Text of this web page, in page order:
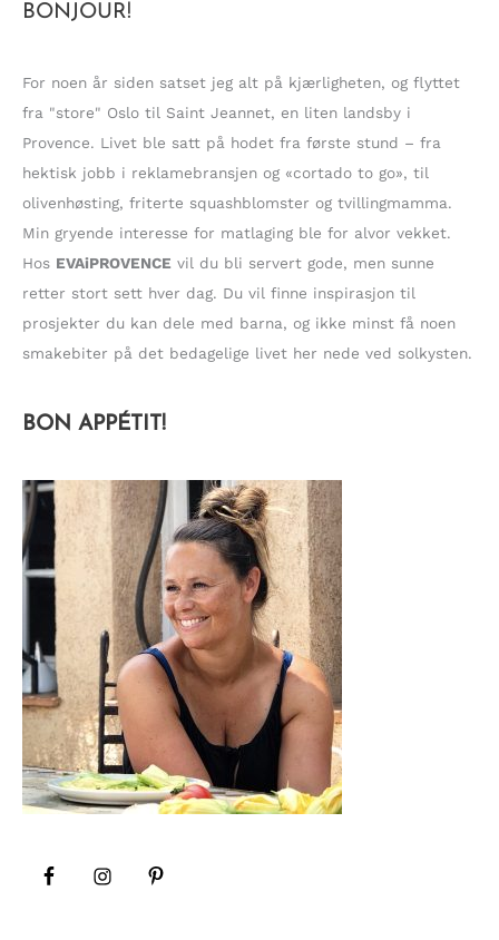
e
t
e
r
:
BONJOUR!
For noen år siden satset jeg alt på kjærligheten, og flyttet
fra "store" Oslo til Saint Jeannet, en liten landsby i
Provence. Livet ble satt på hodet fra første stund – fra
hektisk jobb i reklamebransjen og «cortado to go», til
olivenhøsting, friterte squashblomster og tvillingmamma.
Min gryende interesse for matlaging ble for alvor vekket.
Hos EVAiPROVENCE vil du bli servert gode, men sunne
retter stort sett hver dag. Du vil finne inspirasjon til
prosjekter du kan dele med barna, og ikke minst få noen
smakebiter på det bedagelige livet her nede ved solkysten.
BON APPÉTIT!